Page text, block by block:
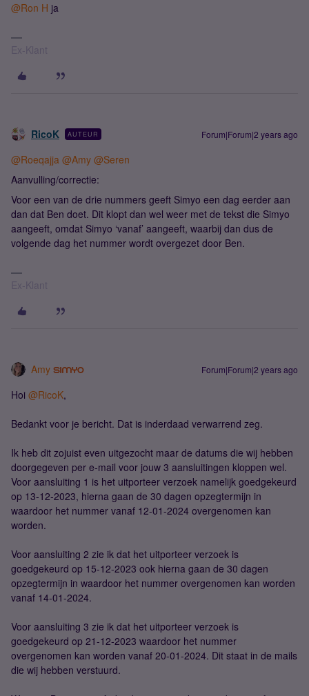
@Ron H ja
Ex-Klant
RicoK AUTEUR Forum|Forum|2 years ago
@Roeqajja @Amy @Seren
Aanvulling/correctie:
Voor een van de drie nummers geeft Simyo een dag eerder aan
dan dat Ben doet. Dit klopt dan wel weer met de tekst die Simyo
aangeeft, omdat Simyo ‘vanaf’ aangeeft, waarbij dan dus de
volgende dag het nummer wordt overgezet door Ben.
Ex-Klant
Amy Forum|Forum|2 years ago
Hoi @RicoK,
Bedankt voor je bericht. Dat is inderdaad verwarrend zeg.
Ik heb dit zojuist even uitgezocht maar de datums die wij hebben
doorgegeven per e-mail voor jouw 3 aansluitingen kloppen wel.
Voor aansluiting 1 is het uitporteer verzoek namelijk goedgekeurd
op 13-12-2023, hierna gaan de 30 dagen opzegtermijn in
waardoor het nummer vanaf 12-01-2024 overgenomen kan
worden.
Voor aansluiting 2 zie ik dat het uitporteer verzoek is
goedgekeurd op 15-12-2023 ook hierna gaan de 30 dagen
opzegtermijn in waardoor het nummer overgenomen kan worden
vanaf 14-01-2024.
Voor aansluiting 3 zie ik dat het uitporteer verzoek is
goedgekeurd op 21-12-2023 waardoor het nummer
overgenomen kan worden vanaf 20-01-2024. Dit staat in de mails
die wij hebben verstuurd.